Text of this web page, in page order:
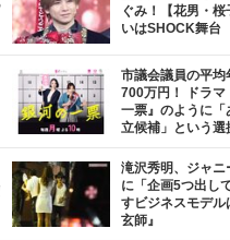
ぐみ！【花男・桜
いはSHOCK舞台
市議会議員の平均
700万円！ ドラマ
一票』のように「
立候補」という選
滝沢秀明、ジャニ
に「企画5つ出し
すビジネスモデル
玄師』